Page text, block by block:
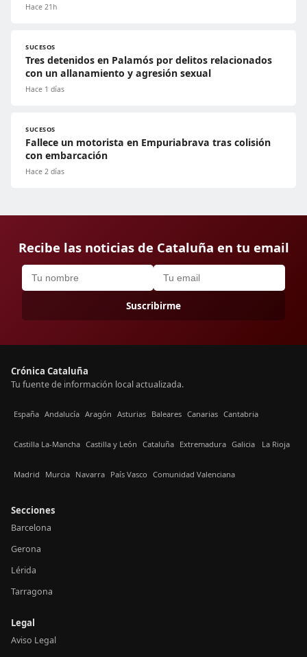
Hace 21h
SUCESOS
Tres detenidos en Palamós por delitos relacionados
con un allanamiento y agresión sexual
Hace 1 días
SUCESOS
Fallece un motorista en Empuriabrava tras colisión
con embarcación
Hace 2 días
Recibe las noticias de Cataluña en tu email
Suscribirme
Crónica Cataluña
Tu fuente de información local actualizada.
España Andalucía Aragón Asturias Baleares Canarias Cantabria
Castilla La-Mancha Castilla y León Cataluña Extremadura Galicia La Rioja
Madrid Murcia Navarra País Vasco Comunidad Valenciana
Secciones
Barcelona
Gerona
Lérida
Tarragona
Legal
Aviso Legal